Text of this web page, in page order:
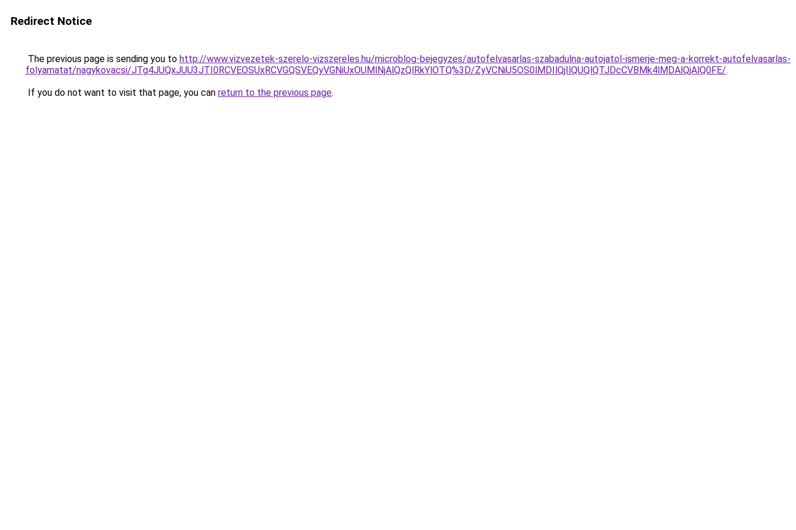
Redirect Notice
The previous page is sending you to http://www.vizvezetek-szerelo-vizszereles.hu/microblog-bejegyzes/autofelvasarlas-szabadulna-autojatol-ismerje-meg-a-korrekt-autofelvasarlas-
folyamatat/nagykovacsi/JTg4JUQxJUU3JTI0RCVEOSUxRCVGQSVEQyVGNiUxOUMlNjAlQzQlRkYlOTQ%3D/ZyVCNiU5OS0lMDIlQjIlQUQlQTJDcCVBMk4lMDAlQjAlQ0FE/.
If you do not want to visit that page, you can return to the previous page.